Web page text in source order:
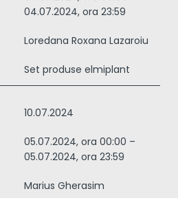
04.07.2024, ora 23:59
Loredana Roxana Lazaroiu
Set produse elmiplant
10.07.2024
05.07.2024, ora 00:00 –
05.07.2024, ora 23:59
Marius Gherasim